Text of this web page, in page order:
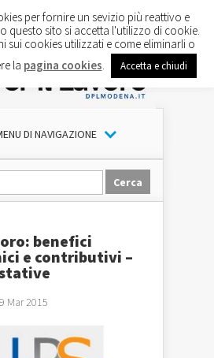
DI NAVIGAZIONE
benefici
e contributivi –
Mar 2015
per fornire un sevizio più reattivo e
questo sito si accetta l'utilizzo di cookie.
sui cookies utilizzati e come eliminarli o
la pagina cookies Accetta e chiudi